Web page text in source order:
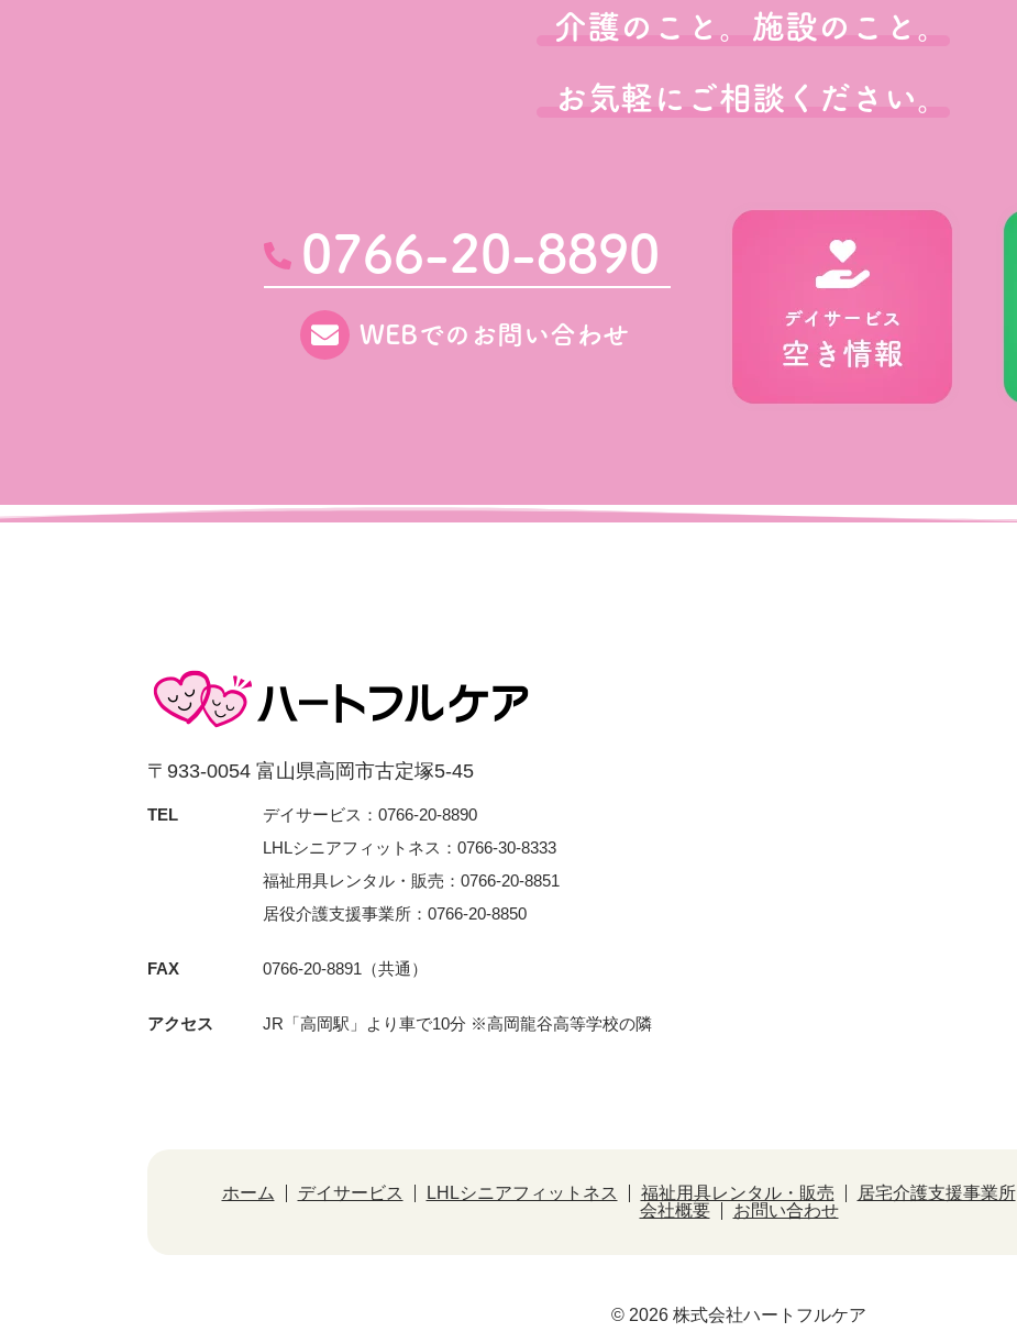
介護のこと。施設のこと。
お気軽にご相談ください。
0766-20-8890
WEBでのお問い合わせ
〒933-0054 富⼭県⾼岡市古定塚5-45
TEL
デイサービス：0766-20-8890
LHLシニアフィットネス：0766-30-8333
福祉用具レンタル・販売：0766-20-8851
居役介護支援事業所：0766-20-8850
FAX 0766-20-8891（共通）
アクセス JR「⾼岡駅」より⾞で10分 ※⾼岡⿓⾕⾼等学校の隣
ホーム デイサービス LHLシニアフィットネス 福祉用具レンタル・販売 居宅介護支援事業所
会社概要
お問い合わせ
© 2026 株式会社ハートフルケア